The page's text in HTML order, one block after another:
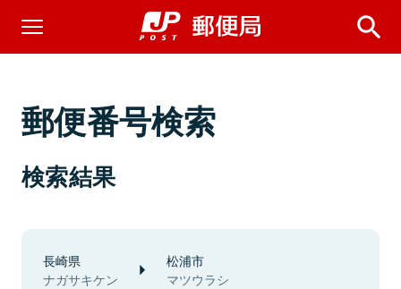
郵便番号検索
検索結果
長崎県
ナガサキケン
松浦市
マツウラシ